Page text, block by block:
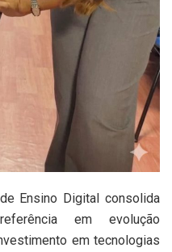
Ensino Digital consolida
em evolução
em tecnologias